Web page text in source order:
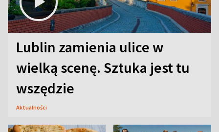
Lublin zamienia ulice w
wielką scenę. Sztuka jest tu
wszędzie
Aktualności